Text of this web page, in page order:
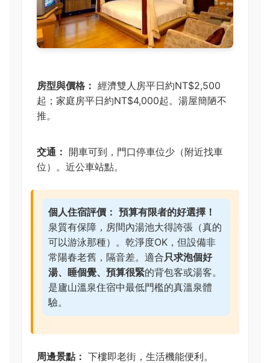
房型與價格： 經濟雙人房平日約NT$2,500
起；家庭房平日約NT$4,000起。湯屋簡陋不
推。
交通： 開車可到，門口停車位少（附近找車
位）。近公車站點。
個人住宿評價： 預算有限者的好選擇！
泉質有保障，房間內湯池大得誇張（真的
可以游泳那種）。乾淨度OK，但設備非
常陽春老舊，隔音差。適合只求泡個好
湯、睡個覺、預算很緊的背包客或湯客。
是廬山溫泉住宿中最低門檻的真溫泉體
驗。
周邊景點： 下樓即老街，生活機能便利。